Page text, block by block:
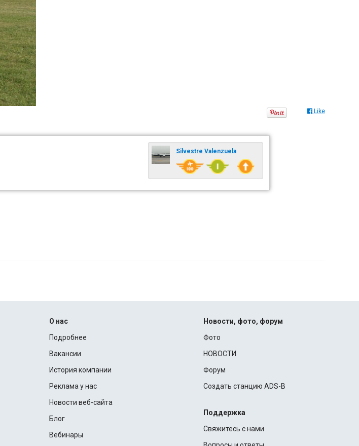
Like
Silvestre Valenzuela
О нас
Подробнее
Вакансии
История компании
Реклама у нас
Новости веб-сайта
Блог
Вебинары
Новости, фото, форум
Фото
НОВОСТИ
Форум
Создать станцию ADS-B
Поддержка
Свяжитесь с нами